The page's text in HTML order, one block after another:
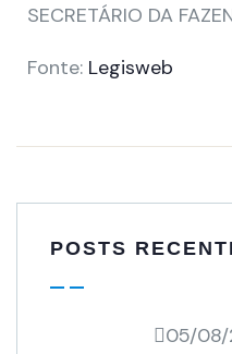
SECRETÁRIO DA
Fonte: Legisweb
POSTS
05/08/